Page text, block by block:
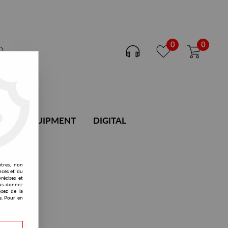
0 0
DJ EQUIPMENT DIGITAL
non
et du
et
donnez
de la
Pour en